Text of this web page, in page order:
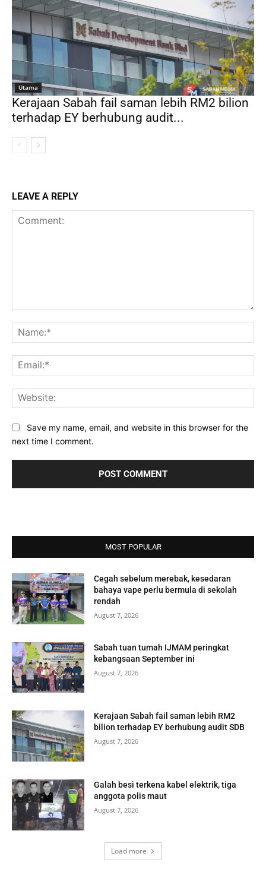
Utama
Kerajaan Sabah fail saman lebih RM2 bilion
terhadap EY berhubung audit...
LEAVE A REPLY
Save my name, email, and website in this browser for the
next time I comment.
MOST POPULAR
Cegah sebelum merebak, kesedaran
bahaya vape perlu bermula di sekolah
rendah
August 7, 2026
Sabah tuan tumah IJMAM peringkat
kebangsaan September ini
August 7, 2026
Kerajaan Sabah fail saman lebih RM2
bilion terhadap EY berhubung audit SDB
August 7, 2026
Galah besi terkena kabel elektrik, tiga
anggota polis maut
August 7, 2026
Load more